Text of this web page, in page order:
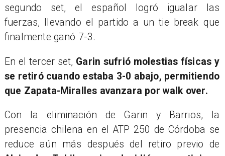
segundo set, el español logró igualar las
fuerzas, llevando el partido a un tie break que
finalmente ganó 7-3.
En el tercer set, Garin sufrió molestias físicas y
se retiró cuando estaba 3-0 abajo, permitiendo
que Zapata-Miralles avanzara por walk over.
Con la eliminación de Garin y Barrios, la
presencia chilena en el ATP 250 de Córdoba se
reduce aún más después del retiro previo de